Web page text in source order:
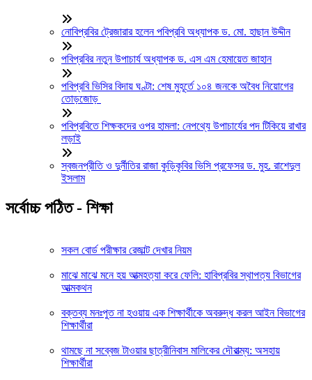
নোবিপ্রবির ট্রেজারার হলেন পবিপ্রবি অধ্যাপক ড. মো. হাছান উদ্দীন
পবিপ্রবির নতুন উপাচার্য অধ্যাপক ড. এস এম হেমায়েত জাহান
পবিপ্রবি ভিসির বিদায় ঘণ্টা: শেষ মুহূর্তে ১০৪ জনকে অবৈধ নিয়োগের
তোড়জোড়
পবিপ্রবিতে শিক্ষকদের ওপর হামলা: নেপথ্যে উপাচার্যের পদ টিকিয়ে রাখার
লড়াই
স্বজনপ্রীতি ও দুর্নীতির রাজা কুড়িকৃবির ভিসি প্রফেসর ড. মুহ. রাশেদুল
ইসলাম
সর্বোচ্চ পঠিত - শিক্ষা
সকল বোর্ড পরীক্ষার রেজাল্ট দেখার নিয়ম
মাঝে মাঝে মনে হয় আত্মহত্যা করে ফেলি: হাবিপ্রবির স্থাপত্য বিভাগের
আত্মকথন
বক্তব্য মনঃপুত না হওয়ায় এক শিক্ষার্থীকে অবরুদ্ধ করল আইন বিভাগের
শিক্ষার্থীরা
থামছে না সব্বেজ টাওয়ার ছাত্রীনিবাস মালিকের দৌরাত্ম্য: অসহায়
শিক্ষার্থীরা